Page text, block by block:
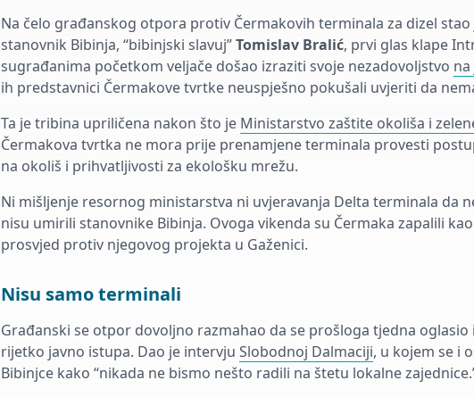
Na čelo građanskog otpora protiv Čermakovih terminala za dizel
stanovnik Bibinja, “bibinjski slavuj”Tomislav Bralić, prvi glas klape
sugrađanima početkom veljače došao izraziti svoje nezadovoljstvo
ih predstavnici Čermakove tvrtke neuspješno pokušali uvjeriti da
Ta je tribina upriličena nakon što je Ministarstvo zaštite okoliša i
Čermakova tvrtka ne mora prije prenamjene terminala provesti
na okoliš i prihvatljivosti za ekološku mrežu.
Ni mišljenje resornog ministarstva ni uvjeravanja Delta terminala da
nisu umirili stanovnike Bibinja. Ovoga vikenda su Čermaka zapalili
prosvjed protiv njegovog projekta u Gaženici.
Nisu samo terminali
Građanski se otpor dovoljno razmahao da se prošloga tjedna oglasio
rijetko javno istupa. Dao je intervju Slobodnoj Dalmaciji, u kojem se i
Bibinjce kako “nikada ne bismo nešto radili na štetu lokalne